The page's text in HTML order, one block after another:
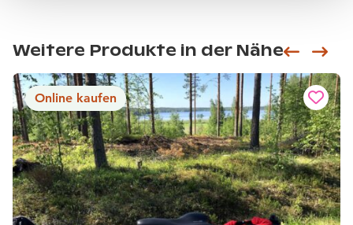
Weitere Produkte in der Nähe
Online kaufen
Siirry